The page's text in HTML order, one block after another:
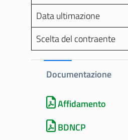
Data ultimazione
Scelta del contraente
Documentazione
Affidamento
BDNCP